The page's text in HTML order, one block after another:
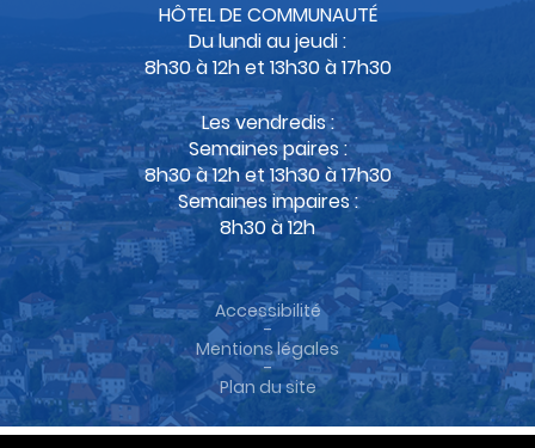
HÔTEL DE COMMUNAUTÉ
Du lundi au jeudi :
8h30 à 12h et 13h30 à 17h30
Les vendredis :
Semaines paires :
8h30 à 12h et 13h30 à 17h30
Semaines impaires :
8h30 à 12h
Accessibilité
-
Mentions légales
-
Plan du site